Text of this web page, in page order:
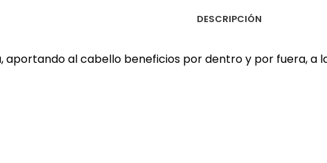
DESCRIPCIÓN
aportando al cabello beneficios por dentro y por fuera, a